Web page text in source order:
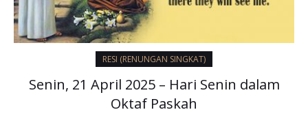
RESI (RENUNGAN SINGKAT)
Senin, 21 April 2025 – Hari Senin dalam
Oktaf Paskah